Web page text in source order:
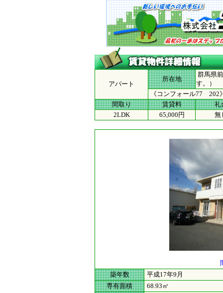
アパート
所在地
群馬県
す。）
《コンフォール77
間取り
賃貸料
礼
2LDK
65,000円 無
築年数
平成17年9月
専有面積
68.93㎡